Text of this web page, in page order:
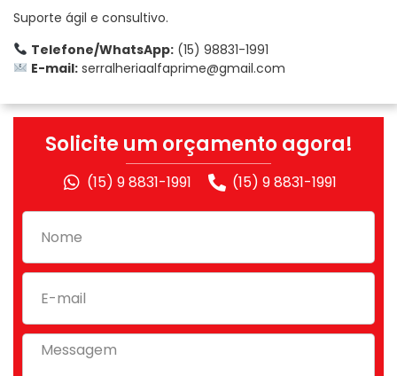
Suporte ágil e consultivo.
Telefone/WhatsApp: (15) 98831-1991
E-mail: serralheriaalfaprime@gmail.com
Solicite um orçamento agora!
(15) 9 8831-1991 (15) 9 8831-1991